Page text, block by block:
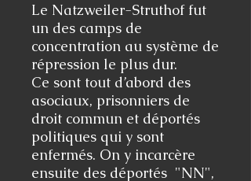
Le Natzweiler-Struthof fut
un des camps de
concentration au système de
répression le plus dur.
Ce sont tout d’abord des
asociaux, prisonniers de
droit commun et déportés
politiques qui y sont
enfermés. On y incarcère
ensuite des déportés "NN",